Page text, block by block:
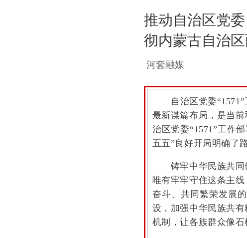
推动自治区党
彻内蒙古自治
河套融媒
自治区党委“1571”
最新谋篇布局，是当
治区党委“1571”工作
五五”良好开局明确了
铸牢中华民族共同体
唯有牢牢守住这条主
奋斗、共同繁荣发展
设，加强中华民族共
机制，让各族群众像